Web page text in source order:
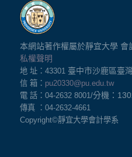
本網站著作權屬於靜宜大學 會
私權聲明
地 址：43301 臺中市沙鹿區臺
信 箱： pu20330@pu.edu.tw
電 話：04-2632 8001/分機：
傳真 ：04-2632-4661
Copyright©靜宜大學會計學系